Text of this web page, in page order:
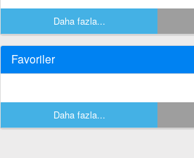
Daha fazla...
Favoriler
Daha fazla...